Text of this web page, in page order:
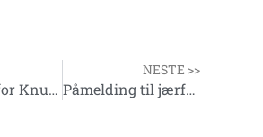
Minneord for Knut Nilsen
NESTE >>
Påmelding til jærfestivalene